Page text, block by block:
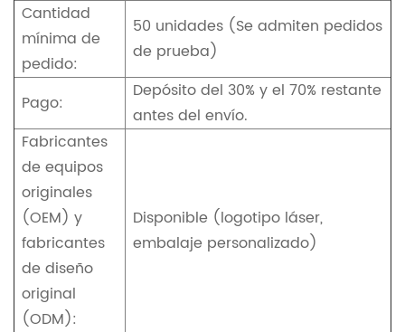
Cantidad
mínima de
pedido:
50 unidades (Se admiten pedidos
de prueba)
Pago:
Depósito del 30% y el 70% restante
antes del envío.
Fabricantes
de equipos
originales
(OEM) y
fabricantes
de diseño
original
(ODM):
Disponible (logotipo láser,
embalaje personalizado)